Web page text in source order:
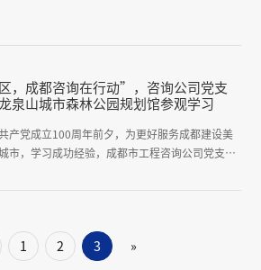
历史巨变。
，成都咨询在行动”，咨询公司党支
泉山城市森林公园规划馆参观学习
产党成立100周年前夕，为更好服务成都建设美
市，学习成功经验，成都市工程咨询公司党支部
，从生态、交通、智能产业...
1 2 3 »